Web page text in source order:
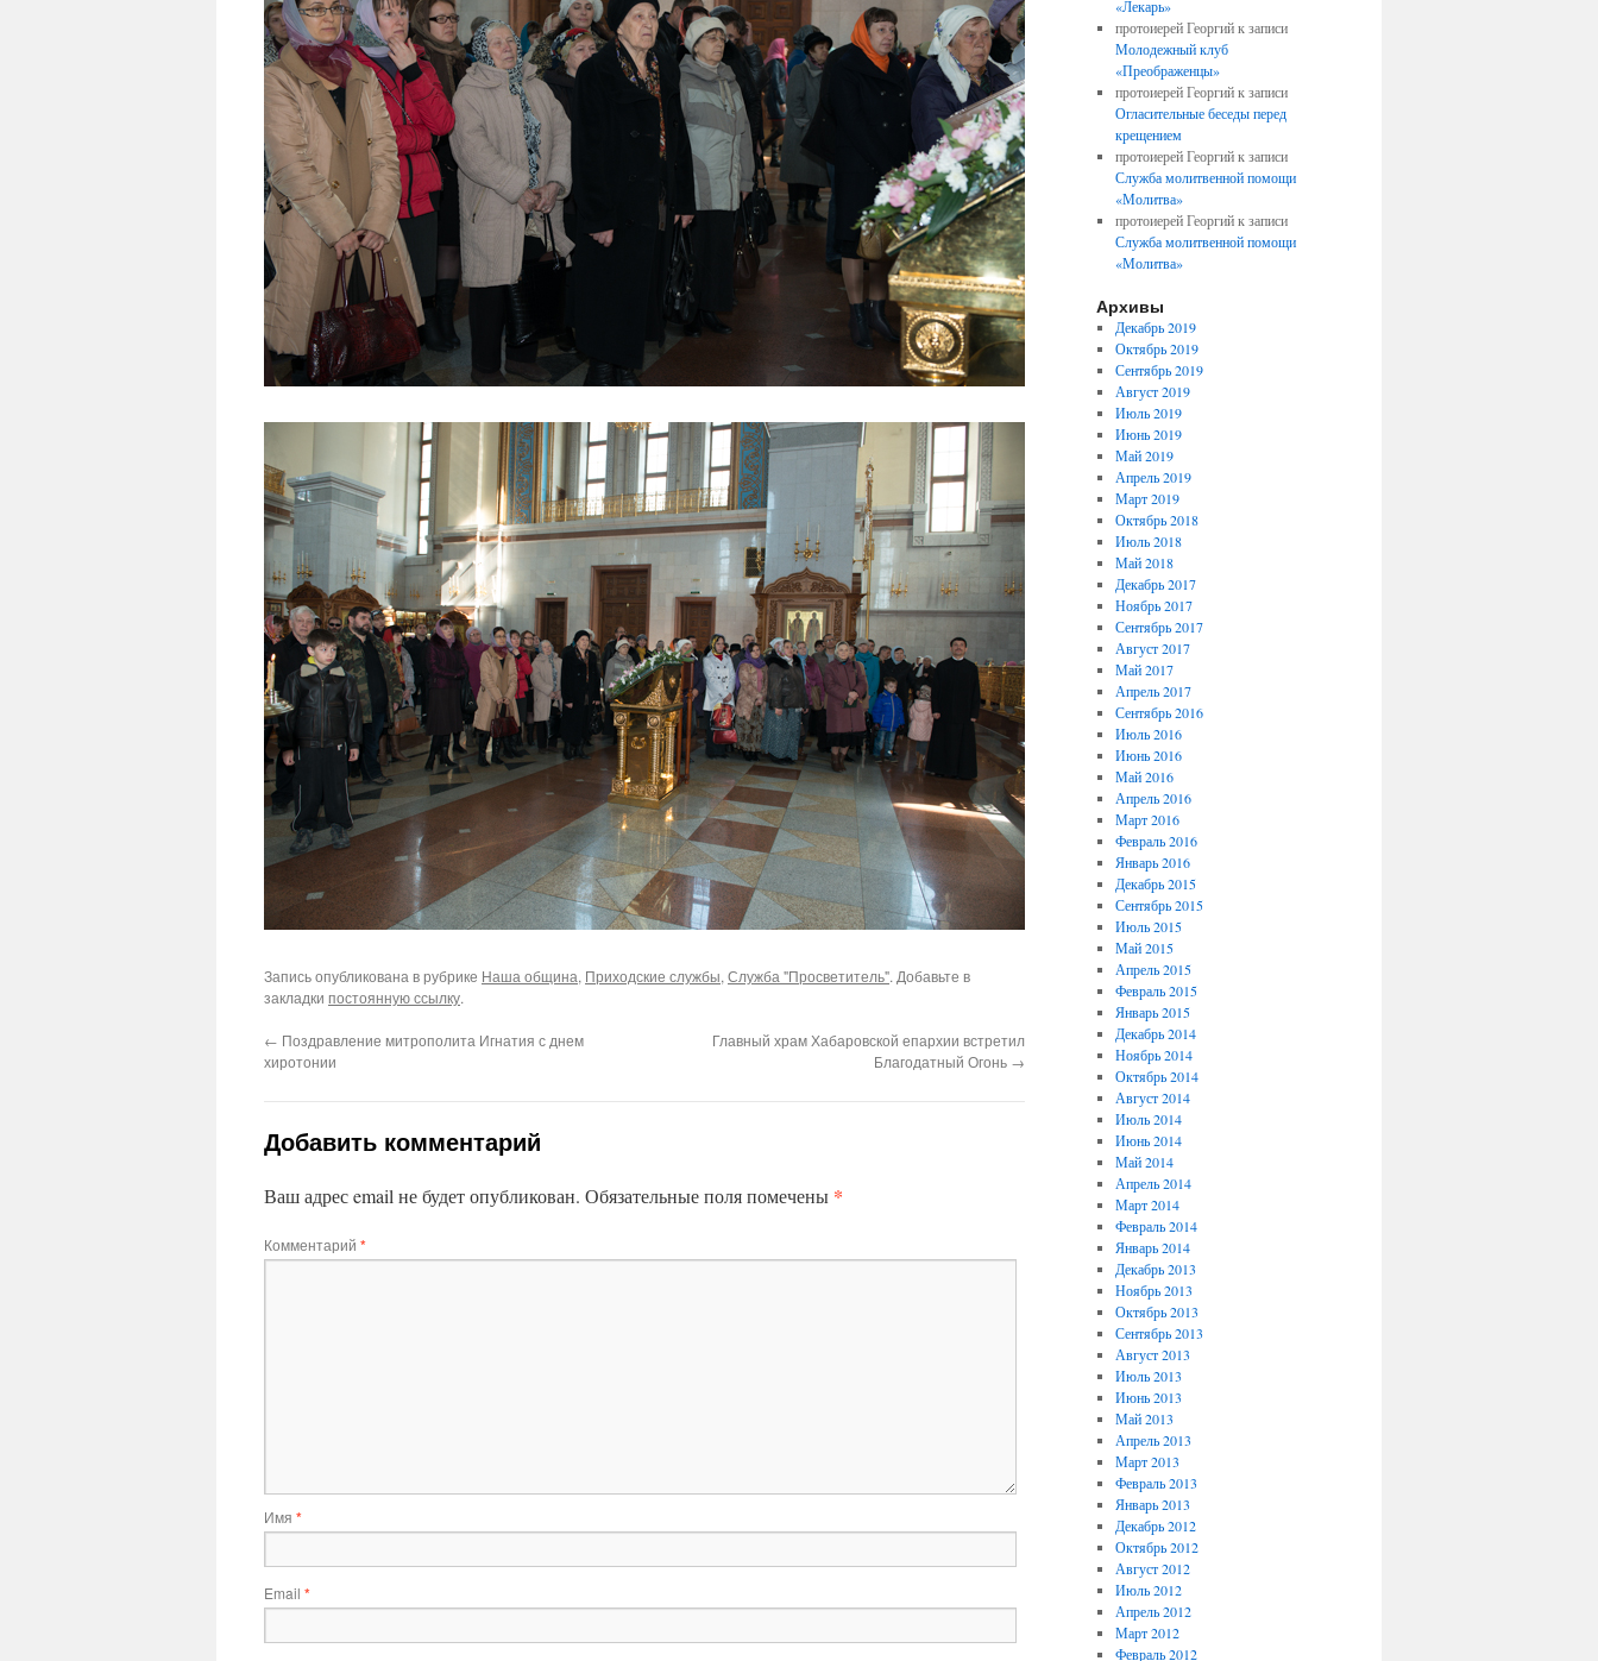
Запись опубликована в рубрике Наша община, Приходские службы, Служба "Просветитель". Добавьте в
закладки постоянную ссылку.
← Поздравление митрополита Игнатия с днем
хиротонии
Главный храм Хабаровской епархии встретил
Благодатный Огонь →
Добавить комментарий
Ваш адрес email не будет опубликован. Обязательные поля помечены *
Комментарий *
Имя *
Email *
«Лекарь»
протоиерей Георгийк записи
Молодежный клуб
«Преображенцы»
протоиерей Георгийк записи
Огласительные беседы перед
крещением
протоиерей Георгийк записи
Служба молитвенной помощи
«Молитва»
протоиерей Георгийк записи
Служба молитвенной помощи
«Молитва»
Архивы
Декабрь 2019
Октябрь 2019
Сентябрь 2019
Август 2019
Июль 2019
Июнь 2019
Май 2019
Апрель 2019
Март 2019
Октябрь 2018
Июль 2018
Май 2018
Декабрь 2017
Ноябрь 2017
Сентябрь 2017
Август 2017
Май 2017
Апрель 2017
Сентябрь 2016
Июль 2016
Июнь 2016
Май 2016
Апрель 2016
Март 2016
Февраль 2016
Январь 2016
Декабрь 2015
Сентябрь 2015
Июль 2015
Май 2015
Апрель 2015
Февраль 2015
Январь 2015
Декабрь 2014
Ноябрь 2014
Октябрь 2014
Август 2014
Июль 2014
Июнь 2014
Май 2014
Апрель 2014
Март 2014
Февраль 2014
Январь 2014
Декабрь 2013
Ноябрь 2013
Октябрь 2013
Сентябрь 2013
Август 2013
Июль 2013
Июнь 2013
Май 2013
Апрель 2013
Март 2013
Февраль 2013
Январь 2013
Декабрь 2012
Октябрь 2012
Август 2012
Июль 2012
Апрель 2012
Март 2012
Февраль 2012